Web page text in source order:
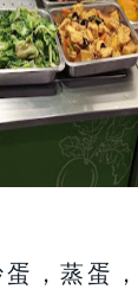
，蒸蛋